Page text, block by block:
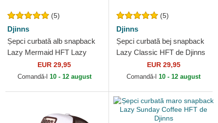
(5)
Djinns
Șepci curbată alb snapback
Lazy Mermaid HFT Lazy
Days Are The Best Days de
Djinns
EUR 29,95
Comandă-l 10 - 12 august
(5)
Djinns
Șepci curbată bej snapback
Lazy Classic HFT de Djinns
EUR 29,95
Comandă-l 10 - 12 august